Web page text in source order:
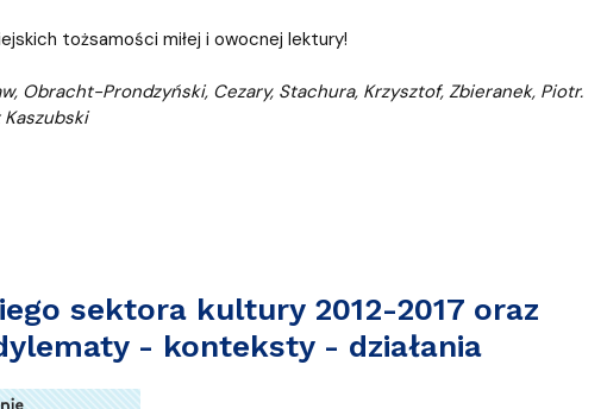
tożsamości miłej i owocnej lektury!
Obracht-Prondzyński, Cezary, Stachura, Krzysztof, Zbieranek, Piotr.
sektora kultury 2012-2017 oraz
- konteksty - działania